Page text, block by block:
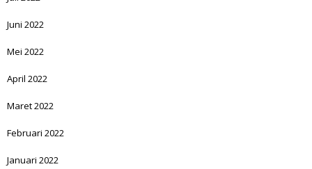
Juni 2022
Mei 2022
April 2022
Maret 2022
Februari 2022
Januari 2022